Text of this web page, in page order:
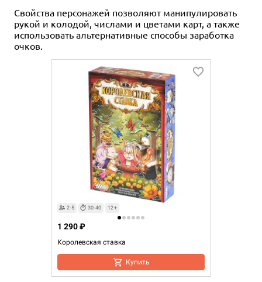
Свойства персонажей позволяют манипулировать
рукой и колодой, числами и цветами карт, а также
использовать альтернативные способы заработка
очков.
2-5 30-40 12+
Королевская ставка
1 290 ₽
Купить